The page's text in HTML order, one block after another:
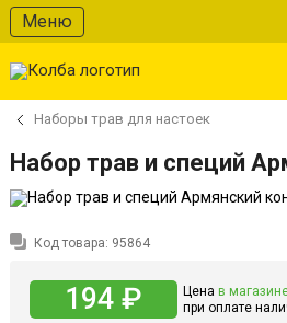
Меню
Наборы трав для настоек
Набор трав и специй
Код товара: 95864
194 ₽ Цена в
при оплате